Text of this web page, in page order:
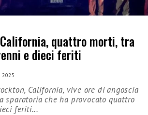
quattro morti, tra
e dieci feriti
2025
California, vive ore di angoscia
sparatoria che ha provocato quattro
feriti...